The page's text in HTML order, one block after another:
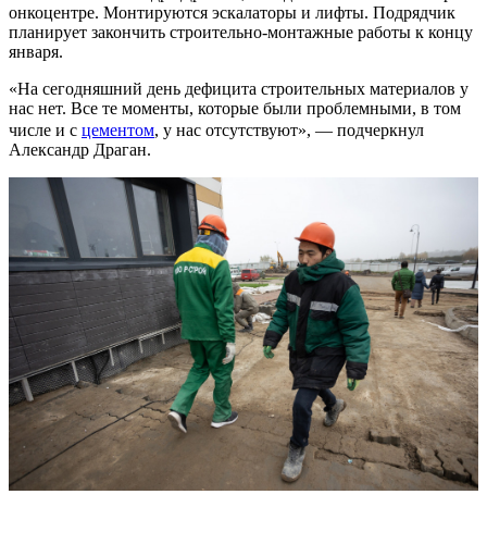
онкоцентре. Монтируются эскалаторы и лифты. Подрядчик
планирует закончить строительно-монтажные работы к концу
января.
«На сегодняшний день дефицита строительных материалов у
нас нет. Все те моменты, которые были проблемными, в том
числе и с цементом, у нас отсутствуют», — подчеркнул
Александр Драган.